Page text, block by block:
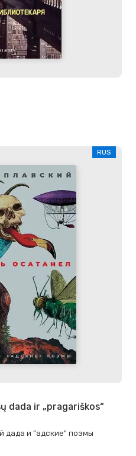
RUS
dada ir „pragariškos“
дада и "адские" поэмы